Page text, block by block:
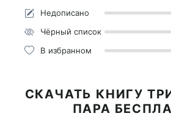
Недописано
Чёрный список
В избранном
СКАЧАТЬ КНИГУ
ПАРА